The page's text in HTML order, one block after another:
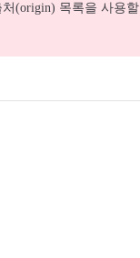
(origin) 목록을 사용할